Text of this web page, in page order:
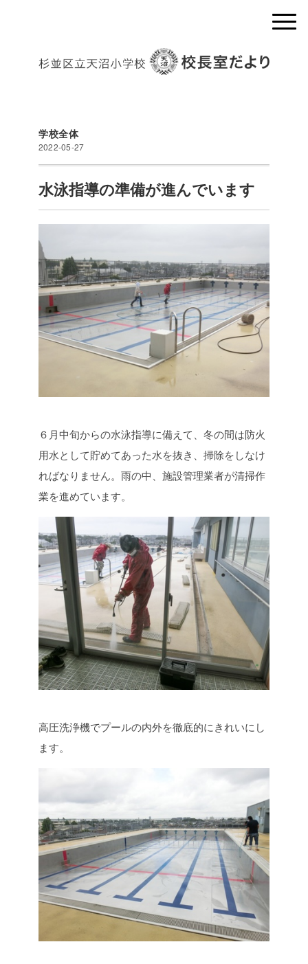
学校全体
2022-05-27
水泳指導の準備が進んでいます
６月中旬からの水泳指導に備えて、冬の間は防火
用水として貯めてあった水を抜き、掃除をしなけ
ればなりません。雨の中、施設管理業者が清掃作
業を進めています。
高圧洗浄機でプールの内外を徹底的にきれいにし
ます。